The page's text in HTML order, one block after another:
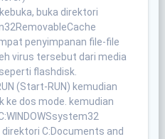
buka direktori
penyimpanan file-file
virus tersebut dari media
flashdisk.
(Start-RUN) kemudian
ke dos mode. kemudian
direktori C:Documents and